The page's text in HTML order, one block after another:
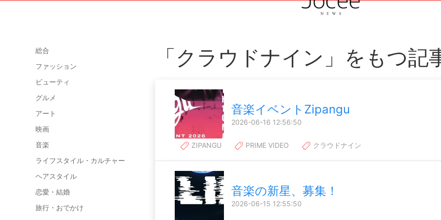
総合
ファッション
ビューティ
グルメ
アート
映画
音楽
ライフスタイル・カルチャー
ヘアスタイル
恋愛・結婚
旅行・おでかけ
「クラウドナイン」をもつ記
音楽イベントZipangu
2026-06-16 12:56:50
ZIPANGU PRIME VIDEO クラウドナイン
音楽の新星、募集！
2026-06-15 12:55:50